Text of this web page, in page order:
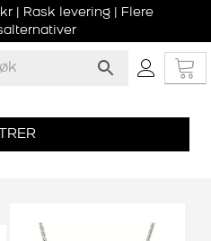
| Rask levering | Flere